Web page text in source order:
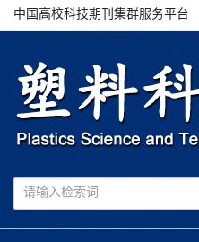
中国高校科技期刊集群服务平台